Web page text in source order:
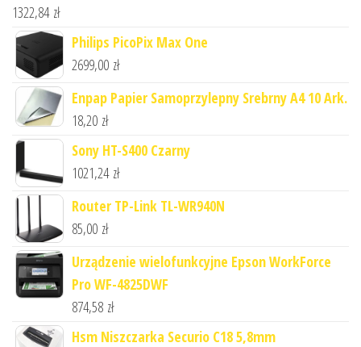
1322,84 zł
Philips PicoPix Max One
2699,00 zł
Enpap Papier Samoprzylepny Srebrny A4 10 Ark.
18,20 zł
Sony HT-S400 Czarny
1021,24 zł
Router TP-Link TL-WR940N
85,00 zł
Urządzenie wielofunkcyjne Epson WorkForce
Pro WF-4825DWF
874,58 zł
Hsm Niszczarka Securio C18 5,8mm